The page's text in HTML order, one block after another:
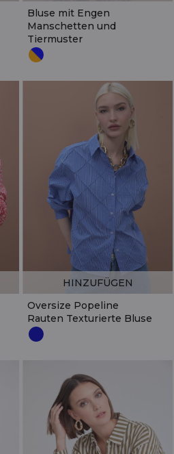
Bluse mit Engen
Manschetten und
Tiermuster
Oversize Popeline
Rauten Texturierte Bluse
HINZUFÜGEN